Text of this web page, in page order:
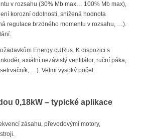
v rozsahu (30% Mb max… 100% Mb max),
korozní odolnosti, snížená hodnota
regulace brzdného momentu v rozsahu, …).
Energy cURus. K dispozici s
axiální nezávislý ventilátor, ruční páka,
…). Velmi vysoký počet
0,18kW – typické aplikace
zásahu, převodovými motory,